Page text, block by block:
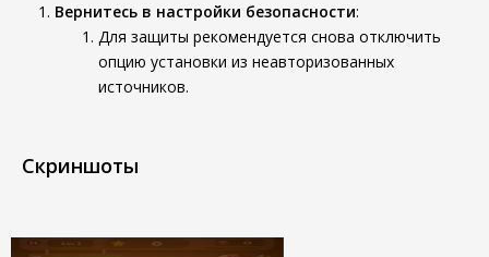
Вернитесь в настройки безопасности:
Для защиты рекомендуется снова отключить
опцию установки из неавторизованных
источников.
Скриншоты